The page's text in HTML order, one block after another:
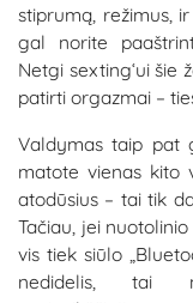
stiprumą, režimus,
gal norite
Netgi sexting‘ui šie
patirti orgazmai –
Valdymas taip pat
matote vienas kito
atodūsius – tai tik
Tačiau, jei
vis tiek siūlo
nedidelis, tai